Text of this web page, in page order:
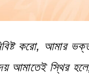
করো, আমার
আমাতেই স্থির